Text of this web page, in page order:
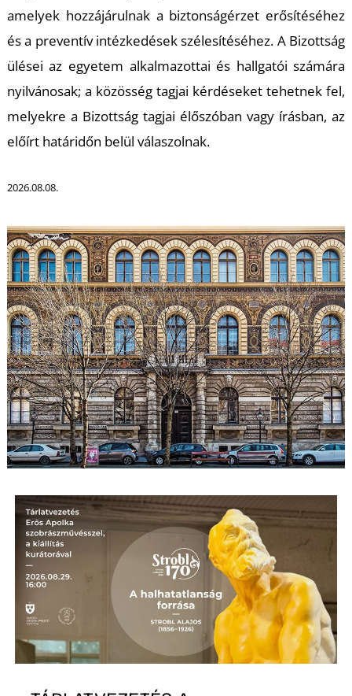
amelyek hozzájárulnak a biztonságérzet erősítéséhez
és a preventív intézkedések szélesítéséhez. A Bizottság
ülései az egyetem alkalmazottai és hallgatói számára
nyilvánosak; a közösség tagjai kérdéseket tehetnek fel,
melyekre a Bizottság tagjai élőszóban vagy írásban, az
előírt határidőn belül válaszolnak.
2026.08.08.